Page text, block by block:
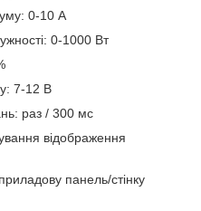
0-10 А
0-1000 Вт
7-12 В
раз / 300 мс
відображення
панель/стінку